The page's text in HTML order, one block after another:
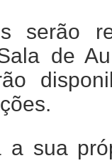
serão
de
a sua